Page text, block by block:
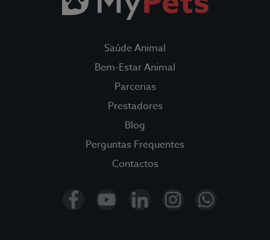
Fidelidade Pet Tracker
Saúde Animal
Bem-Estar Animal
Parcerias
Prestadores
Blog
Perguntas Frequentes
Contactos